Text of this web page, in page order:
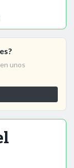
unos